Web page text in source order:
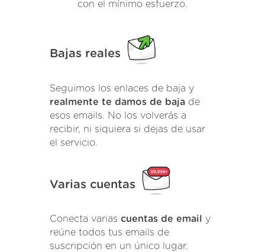
con el mínimo esfuerzo.
Bajas reales
Seguimos los enlaces de baja y
realmente te damos de baja de
esos emails. No los volverás a
recibir, ni siquiera si dejas de usar
el servicio.
Varias cuentas
Conecta varias cuentas de email y
reúne todos tus emails de
suscripción en un único lugar.